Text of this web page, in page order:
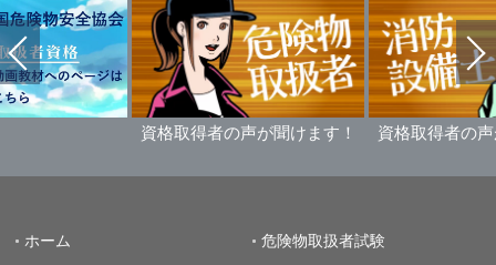
資格取得者の声が聞けます！ 資格取得者の
ホーム 危険物取扱者試験